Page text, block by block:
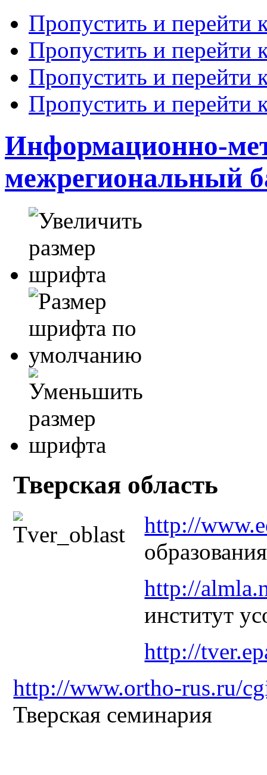
Пропустить и перейти
Пропустить и перейти
Пропустить и перейти
Пропустить и перейти
Информационно-
межрегиональный
Тверская область
http://
http://
институт
http://
http://www.ortho-rus.ru/
Тверская семинария